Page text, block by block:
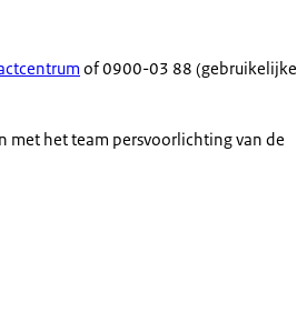
of 0900-03 88 (gebruikelijke
met het team persvoorlichting van de